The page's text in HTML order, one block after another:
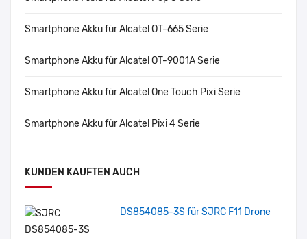
Smartphone Akku für Alcatel OT-665 Serie
Smartphone Akku für Alcatel OT-9001A Serie
Smartphone Akku für Alcatel One Touch Pixi Serie
Smartphone Akku für Alcatel Pixi 4 Serie
KUNDEN KAUFTEN AUCH
DS854085-3S für SJRC F11 Drone